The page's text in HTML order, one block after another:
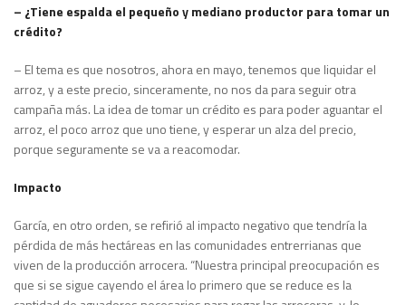
– ¿Tiene espalda el pequeño y mediano productor para tomar un
crédito?
– El tema es que nosotros, ahora en mayo, tenemos que liquidar el
arroz, y a este precio, sinceramente, no nos da para seguir otra
campaña más. La idea de tomar un crédito es para poder aguantar el
arroz, el poco arroz que uno tiene, y esperar un alza del precio,
porque seguramente se va a reacomodar.
Impacto
García, en otro orden, se refirió al impacto negativo que tendría la
pérdida de más hectáreas en las comunidades entrerrianas que
viven de la producción arrocera. “Nuestra principal preocupación es
que si se sigue cayendo el área lo primero que se reduce es la